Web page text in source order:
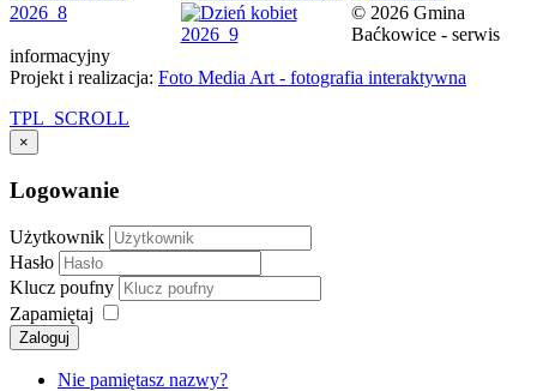
© 2026 Gmina
Baćkowice - serwis
informacyjny
Projekt i realizacja: Foto Media Art - fotografia interaktywna
TPL_SCROLL
×
Logowanie
Użytkownik
Hasło
Klucz poufny
Zapamiętaj
Zaloguj
Nie pamiętasz nazwy?